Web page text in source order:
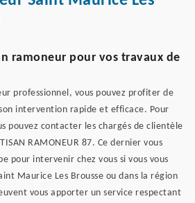
ramoneur pour vos travaux de
professionnel, vous pouvez profiter de
intervention rapide et efficace. Pour
pouvez contacter les chargés de clientèle
RAMONEUR 87. Ce dernier vous
pour intervenir chez vous si vous vous
Maurice Les Brousse ou dans la région
vous apporter un service respectant